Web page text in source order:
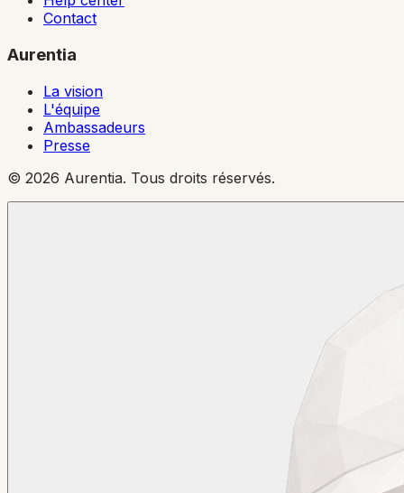
Contact
Aurentia
La vision
L'équipe
Ambassadeurs
Presse
© 2026 Aurentia. Tous droits réservés.